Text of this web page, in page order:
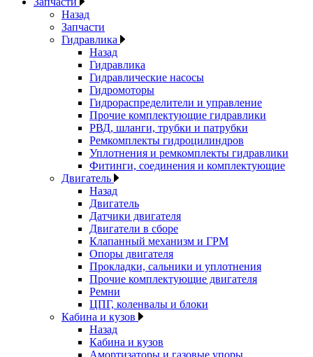
Назад
Запчасти
Гидравлика
Назад
Гидравлика
Гидравлические насосы
Гидромоторы
Гидрораспределители и управление
Прочие комплектующие гидравлики
РВД, шланги, трубки и патрубки
Ремкомплекты гидроцилиндров
Уплотнения и ремкомплекты гидравлики
Фитинги, соединения и комплектующие
Двигатель
Назад
Двигатель
Датчики двигателя
Двигатели в сборе
Клапанный механизм и ГРМ
Опоры двигателя
Прокладки, сальники и уплотнения
Прочие комплектующие двигателя
Ремни
ЦПГ, коленвалы и блоки
Кабина и кузов
Назад
Кабина и кузов
Амортизаторы и газовые упоры